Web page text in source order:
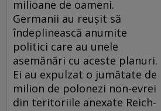
milioane de oameni.
Germanii au reuşit să
îndeplinească anumite
politici care au unele
asemănări cu aceste planuri.
Ei au expulzat o jumătate de
milion de polonezi non-evrei
din teritoriile anexate Reich-